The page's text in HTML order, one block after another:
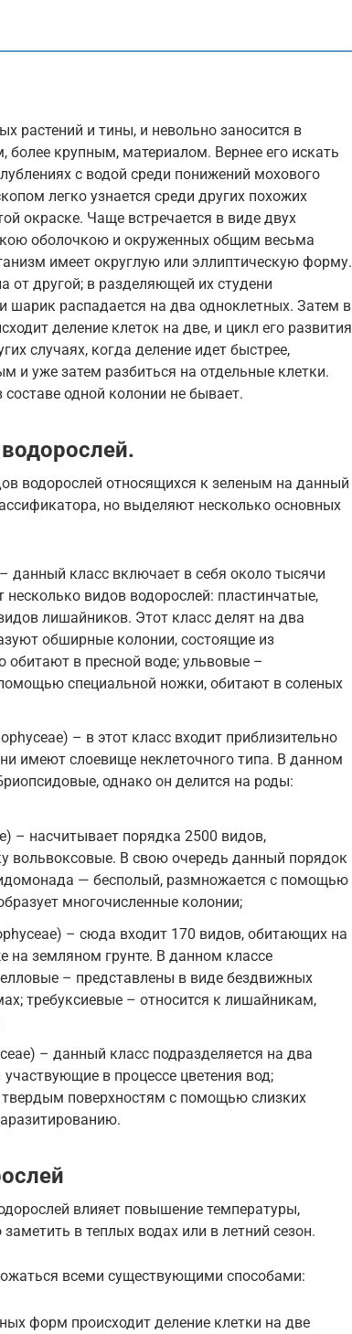
растений и тины, и невольно заносится в
более крупным, материалом. Вернее его искать
с водой среди понижений мохового
легко узнается среди других похожих
окраске. Чаще встречается в виде двух
оболочкою и окруженных общим весьма
имеет округлую или эллиптическую форму.
от другой; в разделяющей их студени
шарик распадается на два одноклетных. Затем в
деление клеток на две, и цикл его развития
случаях, когда деление идет быстрее,
и уже затем разбиться на отдельные клетки.
одной колонии не бывает.
водорослей относящихся к зеленым на данный
но выделяют несколько основных
данный класс включает в себя около тысячи
несколько видов водорослей: пластинчатые,
лишайников. Этот класс делят на два
обширные колонии, состоящие из
обитают в пресной воде; ульвовые –
специальной ножки, обитают в соленых
– в этот класс входит приблизительно
имеют слоевище неклеточного типа. В данном
однако он делится на роды:
– насчитывает порядка 2500 видов,
вольвоксовые. В свою очередь данный порядок
— бесполый, размножается с помощью
многочисленные колонии;
– сюда входит 170 видов, обитающих на
на земляном грунте. В данном классе
– представлены в виде бездвижных
требуксиевые – относится к лишайникам,
– данный класс подразделяется на два
в процессе цветения вод;
поверхностям с помощью слизких
влияет повышение температуры,
в теплых водах или в летний сезон.
всеми существующими способами:
форм происходит деление клетки на две